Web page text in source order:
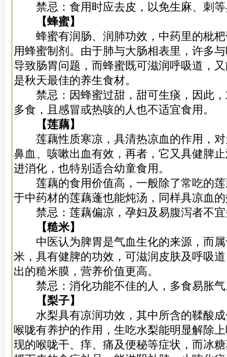
禁忌：食用时应去皮，以免生麻、刺等
【蜂蜜】
蜂蜜有润肠、润肺功效，中药里的枇杷
用蜂蜜制剂。由于肺与大肠相表里，许多
导致肠胃问题，而蜂蜜既可滋润呼吸道，
是秋天最佳的养生食材。
禁忌：因蜂蜜过甜，甜可生痰，因此，
多食，且感冒或热咳的人也不适宜食用。
【莲藕】
莲藕性质寒凉，具清热凉血的作用，对
鼻血、咳嗽出血有效，再者，它又具健脾
进消化，也特别适合幼童食用。
莲藕的食用价值高，一般除了常吃的莲
于中药材的莲藕蓬也能炖汤，同样具凉血
禁忌：莲藕偏凉，孕妇及易腹泻者不宜
【糙米】
中医认为脾胃是气血生化的来源，而属
米，具有健脾的功效，可滋润皮肤及呼吸
出的糙米膜，营养价值更高。
禁忌：消化功能不佳的人，多食易胀气
【梨子】
水梨具有凉润功效，其中所含的鞣酸成
喉咙有养护的作用，生吃水梨能明显解除
现的喉咙干、痒、痛及便秘等症状，而冰